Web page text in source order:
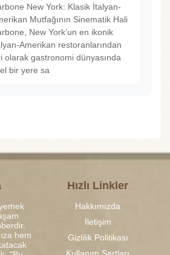
New York: Klasik İtalyan-
Mutfağının Sinematik Hali
New York’un en ikonik
Amerikan restoranlarından
olarak gastronomi dünyasında
bir yere sa
hem
Hızlı Linkler
Hakkımızda
İletişim
Gizlilik Politikası